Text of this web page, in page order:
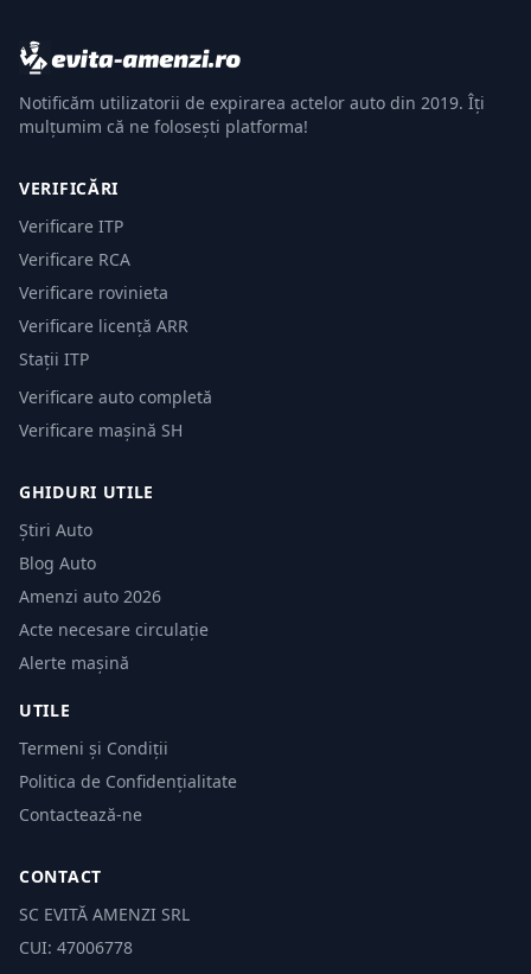
Notificăm utilizatorii de expirarea actelor auto din 2019. Îți
mulțumim că ne folosești platforma!
VERIFICĂRI
Verificare ITP
Verificare RCA
Verificare rovinieta
Verificare licență ARR
Stații ITP
Verificare auto completă
Verificare mașină SH
GHIDURI UTILE
Știri Auto
Blog Auto
Amenzi auto 2026
Acte necesare circulație
Alerte mașină
UTILE
Termeni și Condiții
Politica de Confidențialitate
Contactează-ne
CONTACT
SC EVITĂ AMENZI SRL
CUI: 47006778